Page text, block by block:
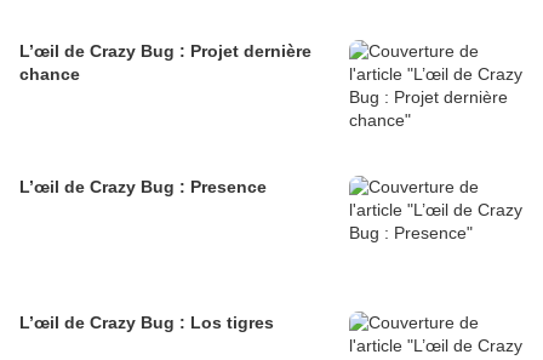
L’œil de Crazy Bug : Projet dernière
chance
L’œil de Crazy Bug : Presence
L’œil de Crazy Bug : Los tigres